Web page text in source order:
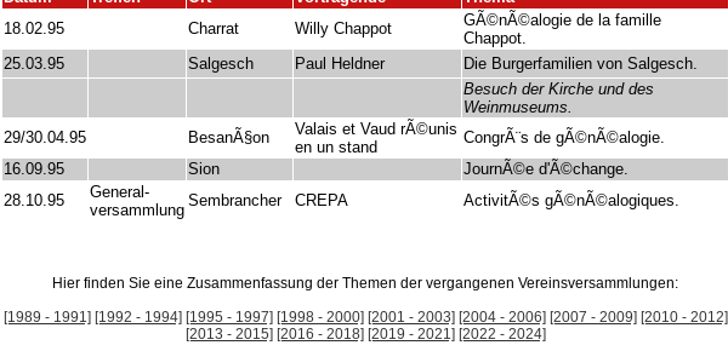
18.02.95
Charrat Willy Chappot
GÃ©nÃ©alogie de la famille
Chappot.
25.03.95
Salgesch Paul Heldner
Die Burgerfamilien von Salgesch.
Besuch der Kirche und des
Weinmuseums.
29/30.04.95
BesanÃ§on
Valais et Vaud rÃ©unis
en un stand
CongrÃ¨s de gÃ©nÃ©alogie.
16.09.95
Sion
JournÃ©e d'Ã©change.
28.10.95
General-
versammlung
Sembrancher CREPA ActivitÃ©s gÃ©nÃ©alogiques.
Hier finden Sie eine Zusammenfassung der Themen der vergangenen Vereinsversammlungen:
[1989 - 1991] [1992 - 1994] [1995 - 1997] [1998 - 2000] [2001 - 2003] [2004 - 2006] [2007 - 2009] [2010 - 2012]
[2013 - 2015] [2016 - 2018] [2019 - 2021] [2022 - 2024]